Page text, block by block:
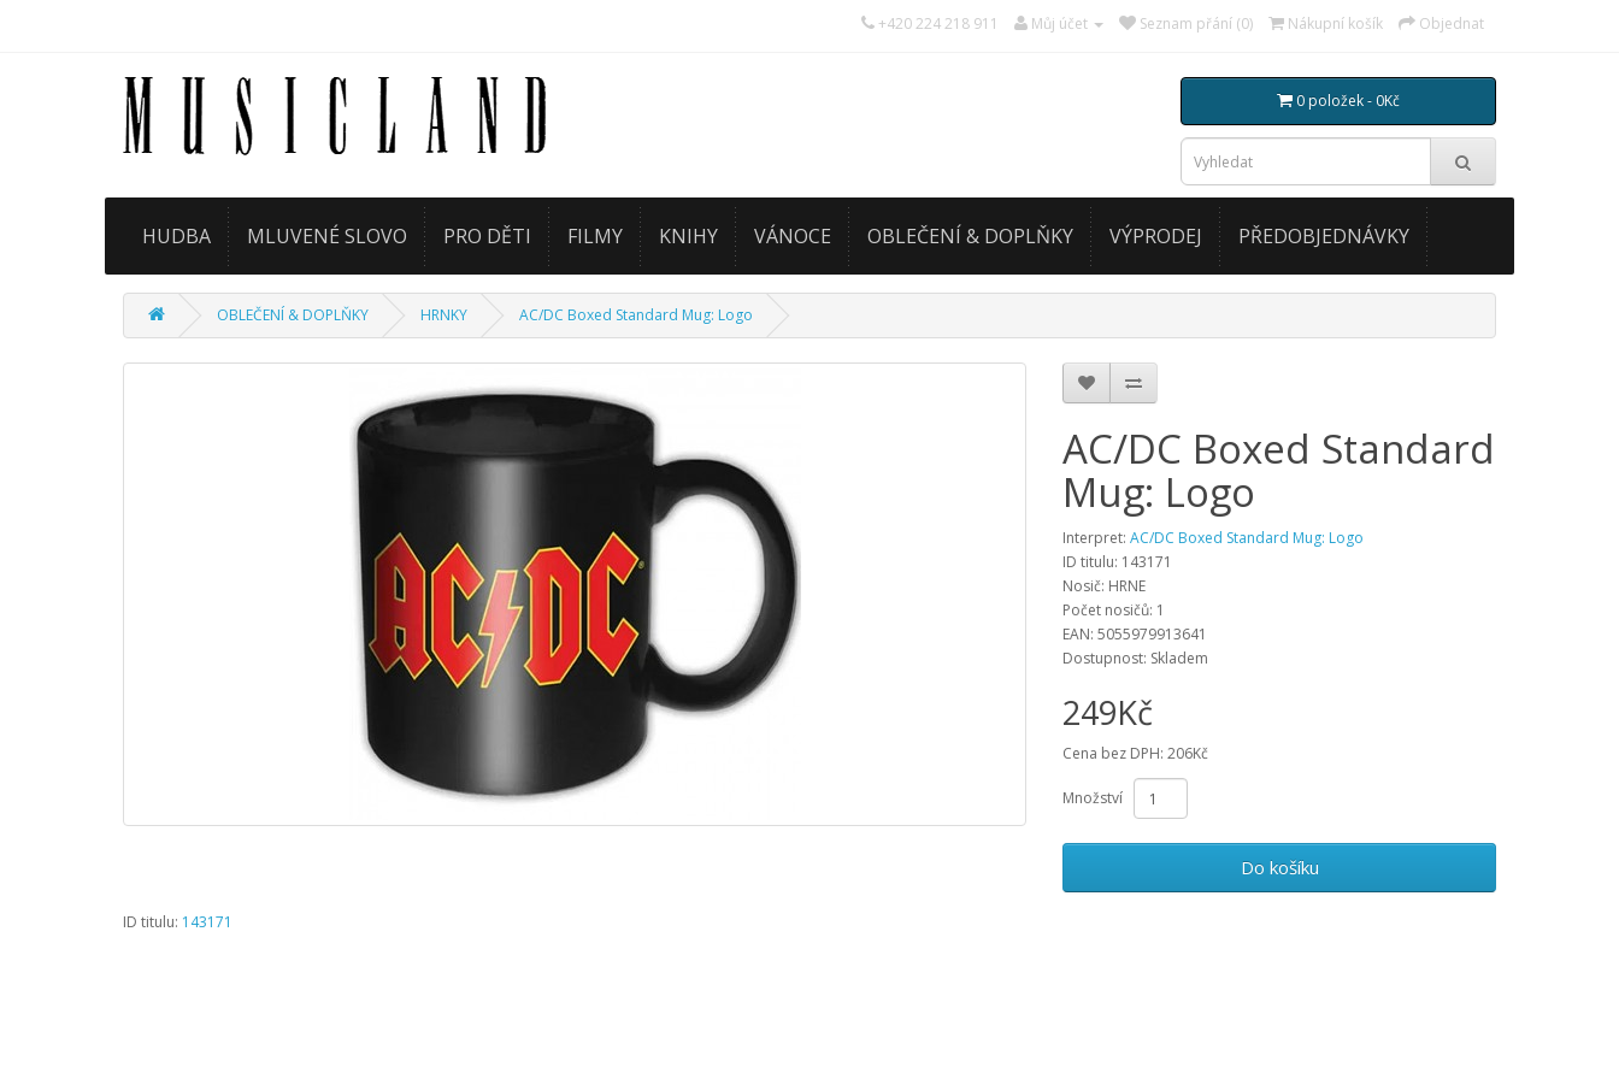
+420 224 218 911 Můj účet Seznam přání (0) Nákupní košík Objednat
0 položek - 0Kč
HUDBA MLUVENÉ SLOVO PRO DĚTI FILMY KNIHY VÁNOCE OBLEČENÍ & DOPLŇKY VÝPRODEJ PŘEDOBJEDNÁVKY
OBLEČENÍ & DOPLŇKY HRNKY AC/DC Boxed Standard Mug: Logo
AC/DC Boxed Standard
Mug: Logo
Interpret: AC/DC Boxed Standard Mug: Logo
ID titulu: 143171
Nosič: HRNE
Počet nosičů: 1
EAN: 5055979913641
Dostupnost: Skladem
249Kč
Cena bez DPH: 206Kč
Množství
Do košíku
ID titulu: 143171